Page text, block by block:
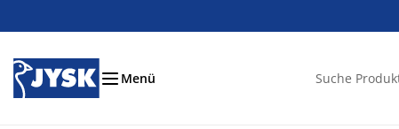
Menü
Schlafzimmer
Betten und Matratzen
Badezimmer
Büro
Wohnzimmer
Esszimmer
Aufbewahrung
Garderobe
Vorhänge
Garten
Wohnaccessoires